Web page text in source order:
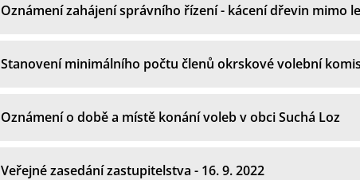
Oznámení zahájení správního řízení - kácení dřevin mimo
Stanovení minimálního počtu členů okrskové volební
Oznámení o době a místě konání voleb v obci Suchá Loz
Veřejné zasedání zastupitelstva - 16. 9. 2022